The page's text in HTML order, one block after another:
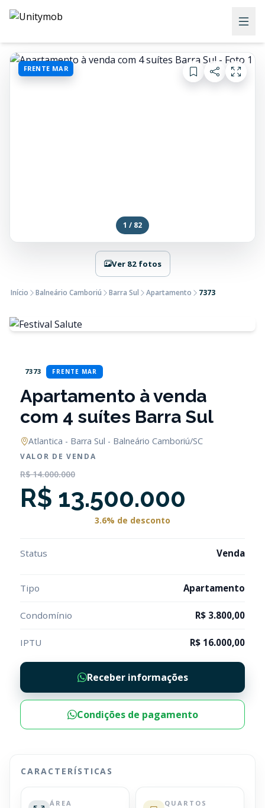
FRENTE MAR
1 / 82
Ver 82 fotos
Início Balneário Camboriú Barra Sul Apartamento 7373
7373 FRENTE MAR
Apartamento à venda
com 4 suítes Barra Sul
Atlantica - Barra Sul - Balneário Camboriú/SC
VALOR DE VENDA
R$ 14.000.000
R$ 13.500.000
3.6% de desconto
Status Venda
Tipo Apartamento
Condomínio R$ 3.800,00
IPTU R$ 16.000,00
Receber informações
Condições de pagamento
CARACTERÍSTICAS
ÁREA QUARTOS